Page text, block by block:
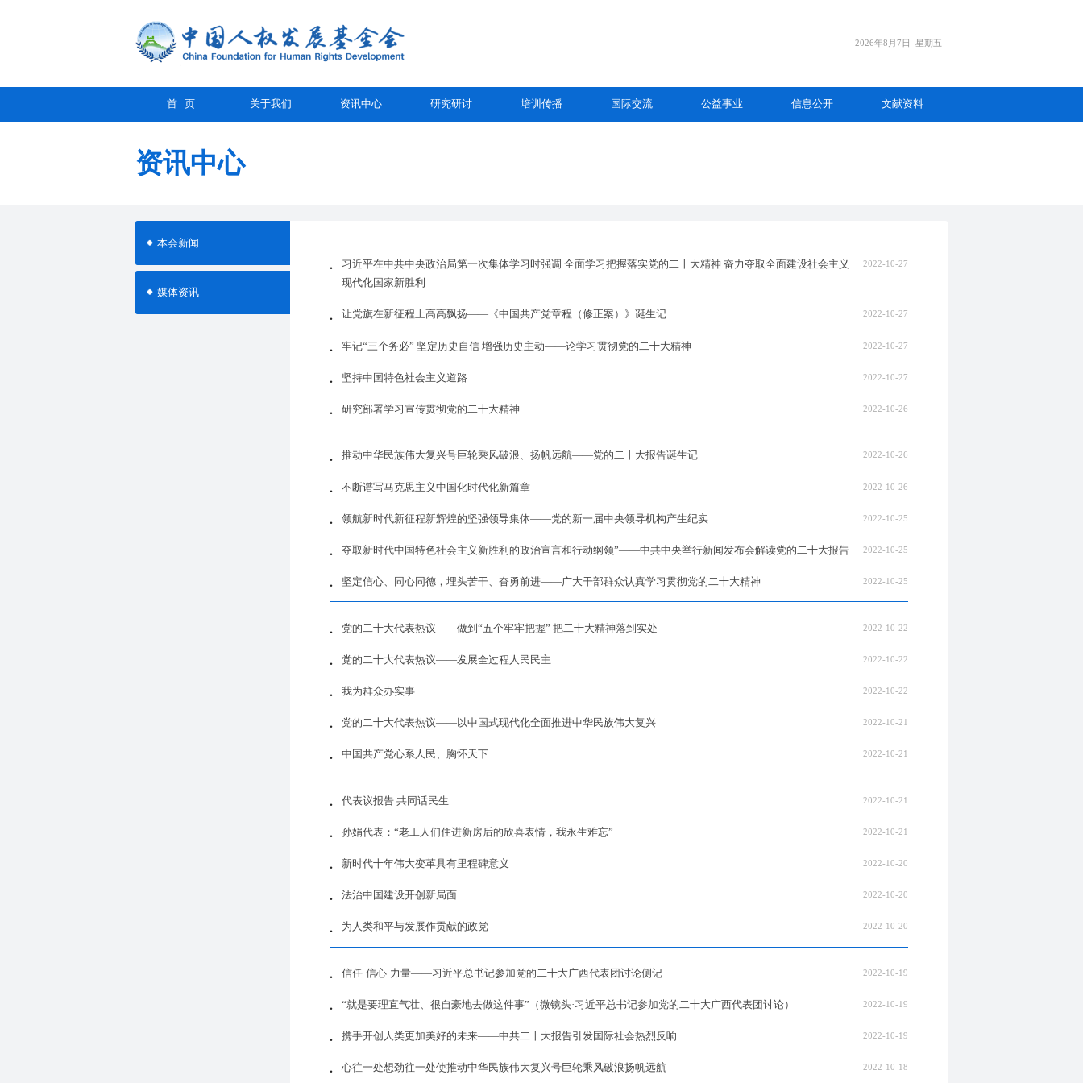
2026年8月7日 星期五
首 页 关于我们 资讯中心 研究研讨 培训传播 国际交流 公益事业 信息公开 文献资料
资讯中心
本会新闻
媒体资讯
习近平在中共中央政治局第一次集体学习时强调 全面学习把握落实党的二十大精神 奋力夺取全面建设社会主义
现代化国家新胜利
2022-10-27
让党旗在新征程上高高飘扬——《中国共产党章程（修正案）》诞生记 2022-10-27
牢记“三个务必” 坚定历史自信 增强历史主动——论学习贯彻党的二十大精神 2022-10-27
坚持中国特色社会主义道路 2022-10-27
研究部署学习宣传贯彻党的二十大精神 2022-10-26
推动中华民族伟大复兴号巨轮乘风破浪、扬帆远航——党的二十大报告诞生记 2022-10-26
不断谱写马克思主义中国化时代化新篇章 2022-10-26
领航新时代新征程新辉煌的坚强领导集体——党的新一届中央领导机构产生纪实 2022-10-25
夺取新时代中国特色社会主义新胜利的政治宣言和行动纲领”——中共中央举行新闻发布会解读党的二十大报告 2022-10-25
坚定信心、同心同德，埋头苦干、奋勇前进——广大干部群众认真学习贯彻党的二十大精神 2022-10-25
党的二十大代表热议——做到“五个牢牢把握” 把二十大精神落到实处 2022-10-22
党的二十大代表热议——发展全过程人民民主 2022-10-22
我为群众办实事 2022-10-22
党的二十大代表热议——以中国式现代化全面推进中华民族伟大复兴 2022-10-21
中国共产党心系人民、胸怀天下 2022-10-21
代表议报告 共同话民生 2022-10-21
孙娟代表：“老工人们住进新房后的欣喜表情，我永生难忘” 2022-10-21
新时代十年伟大变革具有里程碑意义 2022-10-20
法治中国建设开创新局面 2022-10-20
为人类和平与发展作贡献的政党 2022-10-20
信任·信心·力量——习近平总书记参加党的二十大广西代表团讨论侧记 2022-10-19
“就是要理直气壮、很自豪地去做这件事”（微镜头·习近平总书记参加党的二十大广西代表团讨论） 2022-10-19
携手开创人类更加美好的未来——中共二十大报告引发国际社会热烈反响 2022-10-19
心往一处想劲往一处使推动中华民族伟大复兴号巨轮乘风破浪扬帆远航 2022-10-18